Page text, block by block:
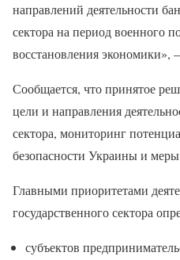
направлений деятельности
сектора на период военного
восстановления
Сообщается, что принятое
цели и направления
сектора, мониторинг
безопасности Украины и
Главными приоритетами
государственного сектора
субъектов